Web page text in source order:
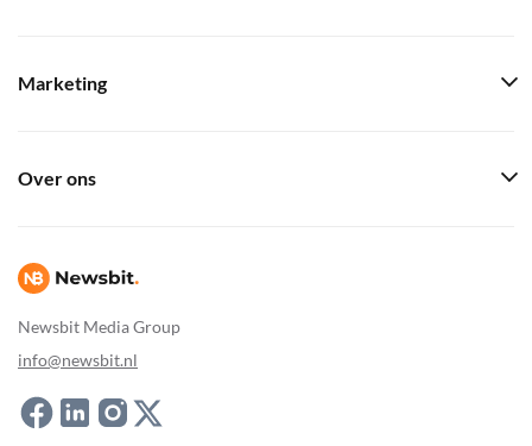
Newsbit Media Group
info@newsbit.nl
Marketing
Over ons